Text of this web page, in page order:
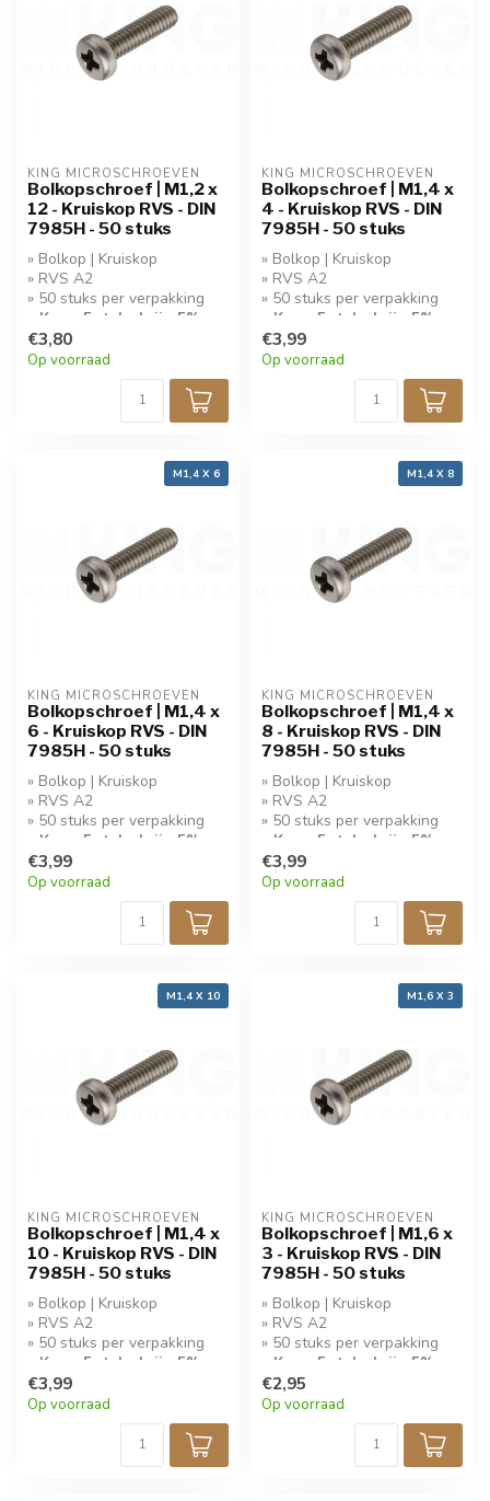
KING MICROSCHROEVEN
Bolkopschroef | M1,2 x
12 - Kruiskop RVS - DIN
7985H - 50 stuks
» Bolkop | Kruiskop
» RVS A2
» 50 stuks per verpakking
» Koop 5 stuks krijg 5%
korting!
€3,80
Op voorraad
KING MICROSCHROEVEN
Bolkopschroef | M1,4 x
4 - Kruiskop RVS - DIN
7985H - 50 stuks
» Bolkop | Kruiskop
» RVS A2
» 50 stuks per verpakking
» Koop 5 stuks krijg 5%
korting!
€3,99
Op voorraad
M1,4 X 6
KING MICROSCHROEVEN
Bolkopschroef | M1,4 x
6 - Kruiskop RVS - DIN
7985H - 50 stuks
» Bolkop | Kruiskop
» RVS A2
» 50 stuks per verpakking
» Koop 5 stuks krijg 5%
korting!
€3,99
Op voorraad
M1,4 X 8
KING MICROSCHROEVEN
Bolkopschroef | M1,4 x
8 - Kruiskop RVS - DIN
7985H - 50 stuks
» Bolkop | Kruiskop
» RVS A2
» 50 stuks per verpakking
» Koop 5 stuks krijg 5%
korting!
€3,99
Op voorraad
M1,4 X 10
KING MICROSCHROEVEN
Bolkopschroef | M1,4 x
10 - Kruiskop RVS - DIN
7985H - 50 stuks
» Bolkop | Kruiskop
» RVS A2
» 50 stuks per verpakking
» Koop 5 stuks krijg 5%
korting!
€3,99
Op voorraad
M1,6 X 3
KING MICROSCHROEVEN
Bolkopschroef | M1,6 x
3 - Kruiskop RVS - DIN
7985H - 50 stuks
» Bolkop | Kruiskop
» RVS A2
» 50 stuks per verpakking
» Koop 5 stuks krijg 5%
korting!
€2,95
Op voorraad